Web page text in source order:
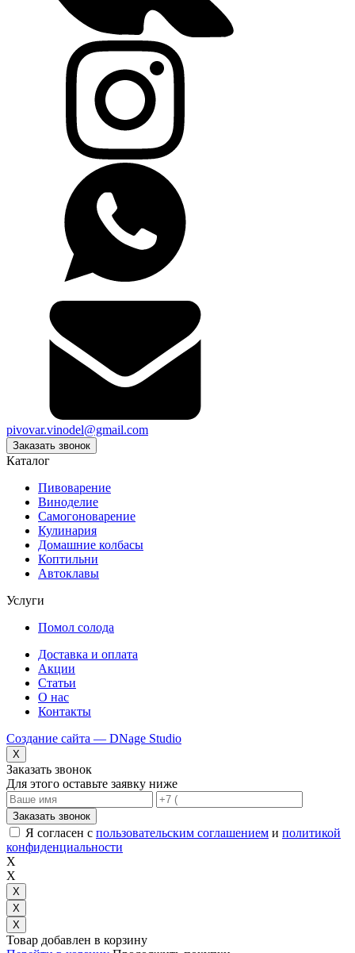
pivovar.vinodel@gmail.com
Заказать звонок
Каталог
Пивоварение
Виноделие
Самогоноварение
Кулинария
Домашние колбасы
Коптильни
Автоклавы
Услуги
Помол солода
Доставка и оплата
Акции
Статьи
О нас
Контакты
Создание сайта — DNage Studio
X
Заказать звонок
Для этого оставьте заявку ниже
Заказать звонок
Я согласен с пользовательским соглашением и политикой
конфиденциальности
X
X
X
X
X
Товар добавлен в корзину